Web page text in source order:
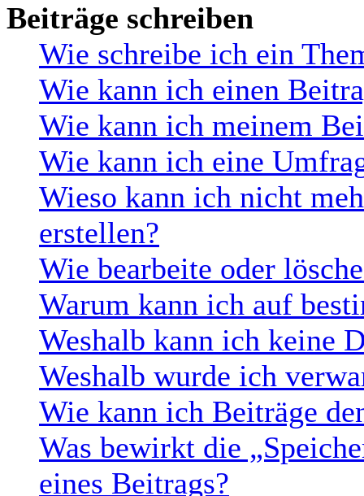
Beiträge schreiben
Wie schreibe ich ein
Wie kann ich einen
Wie kann ich meinem
Wie kann ich eine
Wieso kann ich nicht
erstellen?
Wie bearbeite oder
Warum kann ich auf
Weshalb kann ich keine
Weshalb wurde ich
Wie kann ich Beiträge
Was bewirkt die
eines Beitrags?